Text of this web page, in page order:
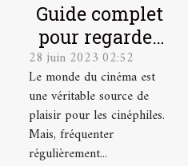
Guide complet
pour regarder
des films
gratuitement
en ligne
28 juin 2023 02:52
Le monde du cinéma est
une véritable source de
plaisir pour les cinéphiles.
Mais, fréquenter
régulièrement...